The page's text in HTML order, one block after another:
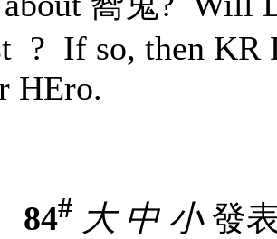
? If so, then KR
HEro.
84# 大 中 小發